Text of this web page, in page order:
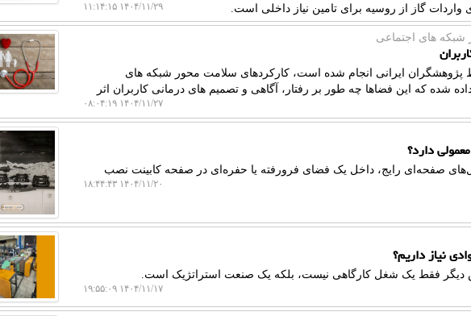
واردات گاز از روسیه برای تامین نیاز داخلی است.
۱۴۰۴/۱۱/۲۹ ۱۱:۱۴:۱۵
های اجتماعی
پژوهشگران ایرانی انجام شده است، کارکردهای سلامت محور شبکه های
شده که این فضاها چه طور بر رفتار، آگاهی و تصمیم های درمانی کاربران اثر
۱۴۰۴/۱۱/۲۷ ۰۸:۰۴:۱۹
دارد؟
صفحه‌ای رایج، داخل یک فضای فرورفته یا حفره‌ای در صفحه کابینت نصب
۱۴۰۴/۱۱/۲۰ ۱۸:۴۴:۴۳
نیاز داریم؟
دیگر فقط یک شغل کارگاهی نیست، بلکه یک صنعت استراتژیک است.
۱۴۰۴/۱۱/۱۷ ۱۹:۵۵:۰۹